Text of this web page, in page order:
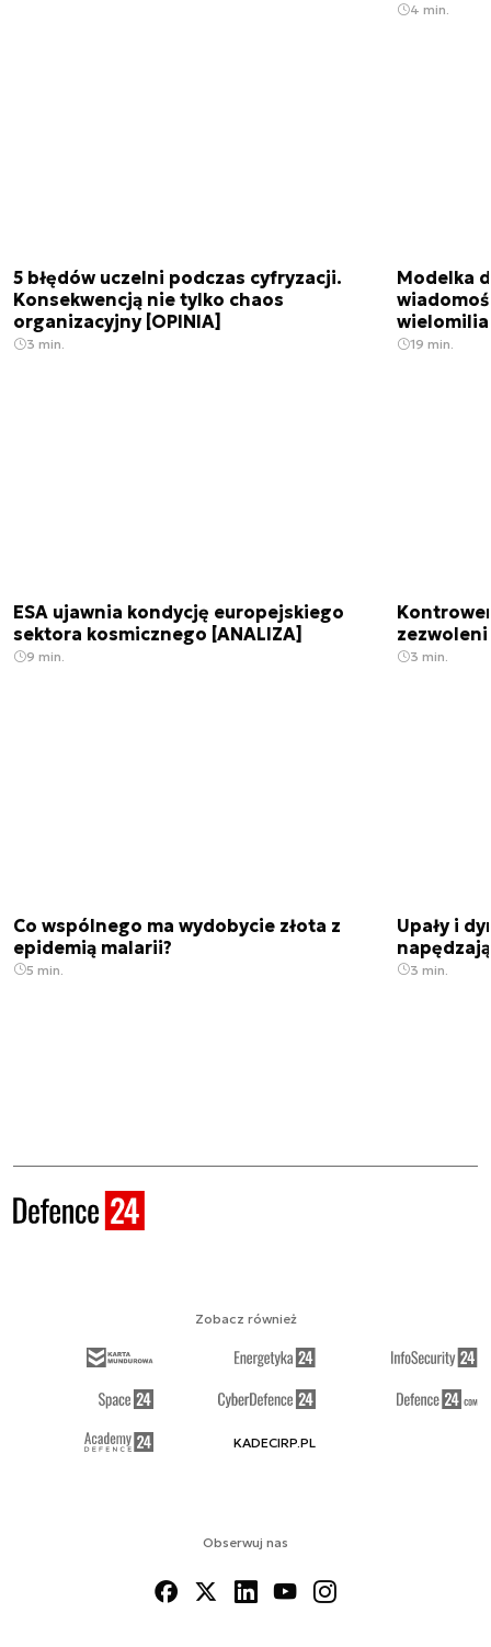
4 min.
5 błędów uczelni podczas cyfryzacji.
Konsekwencją nie tylko chaos
organizacyjny [OPINIA]
3 min.
Modelka
19 min.
ESA ujawnia kondycję europejskiego
sektora kosmicznego [ANALIZA]
9 min. 3 min.
Co wspólnego ma wydobycie złota z
epidemią malarii?
5 min.
Upały i
3 min.
Obserwuj nas
Zobacz również
KADECIRP.PL